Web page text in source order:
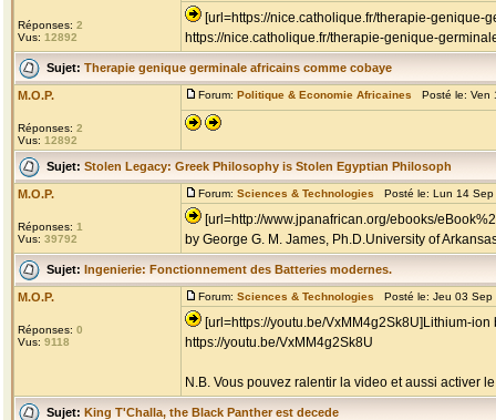
Réponses: 2
Vus: 12892
[url=https://nice.catholique.fr/therapie-genique-
https://nice.catholique.fr/therapie-genique-
Sujet: Therapie genique germinale africains comme cobaye
M.O.P.
Réponses: 2
Vus: 12892
Forum: Politique & Economie Africaines Posté le: Ven
Sujet: Stolen Legacy: Greek Philosophy is Stolen Egyptian Philosoph
M.O.P.
Réponses: 1
Vus: 39792
Forum: Sciences & Technologies Posté le: Lun 14
[url=http://www.jpanafrican.org/ebooks/
by George G. M. James, Ph.D.University of
Sujet: Ingenierie: Fonctionnement des Batteries modernes.
M.O.P.
Réponses: 0
Vus: 9118
Forum: Sciences & Technologies Posté le: Jeu 03
[url=https://youtu.be/VxMM4g2Sk8U]Lithium-ion
https://youtu.be/VxMM4g2Sk8U
N.B. Vous pouvez ralentir la video et aussi activer
Sujet: King T'Challa, the Black Panther est decede